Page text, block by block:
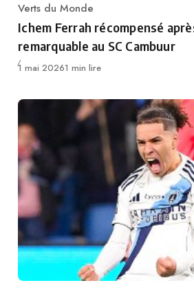
Category
Verts du Monde
Ichem Ferrah récompensé
remarquable au SC Cambuur
Publié
1 mai 20261 min lire